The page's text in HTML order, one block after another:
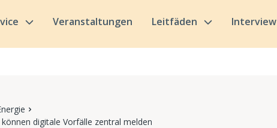
Veranstaltungen Leitfäden Interview
digitale Vorfälle zentral melden